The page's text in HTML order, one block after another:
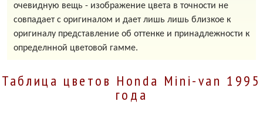
очевидную вещь - изображение цвета в точности не
совпадает с оригиналом и дает лишь лишь близкое к
оригиналу представление об оттенке и принадлежности к
определнной цветовой гамме.
Таблица цветов Honda Mini-van 1995
года